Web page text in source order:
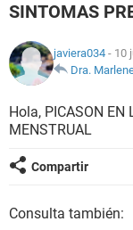
NUTRICIÓN
BIENESTAR
SEXUALIDAD
GLOSARIO
SINTOMAS
javiera034 - 10
Dra.
Hola, PICASON EN
MENSTRUAL
Compartir
Consulta también: